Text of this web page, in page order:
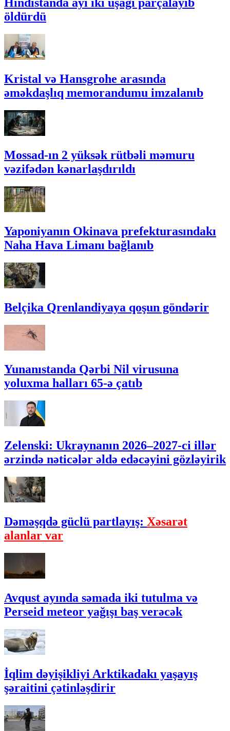
Hindistanda ayı iki uşağı parçalayıb
öldürdü
Kristal və Hansgrohe arasında
əməkdaşlıq memorandumu imzalanıb
Mossad-ın 2 yüksək rütbəli məmuru
vəzifədən kənarlaşdırıldı
Yaponiyanın Okinava prefekturasındakı
Naha Hava Limanı bağlanıb
Belçika Qrenlandiyaya qoşun göndərir
Yunanıstanda Qərbi Nil virusuna
yoluxma halları 65-ə çatıb
Zelenski: Ukraynanın 2026–2027-ci illər
ərzində nəticələr əldə edəcəyini gözləyirik
Dəməşqdə güclü partlayış: Xəsarət
alanlar var
Avqust ayında səmada iki tutulma və
Perseid meteor yağışı baş verəcək
İqlim dəyişikliyi Arktikadakı yaşayış
şəraitini çətinləşdirir